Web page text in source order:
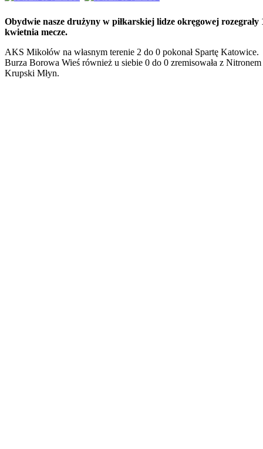
Obydwie nasze drużyny w piłkarskiej lidze okręgowej rozegrały
kwietnia mecze.
AKS Mikołów na własnym terenie 2 do 0 pokonał Spartę Katowice.
Burza Borowa Wieś również u siebie 0 do 0 zremisowała z Nitronem
Krupski Młyn.